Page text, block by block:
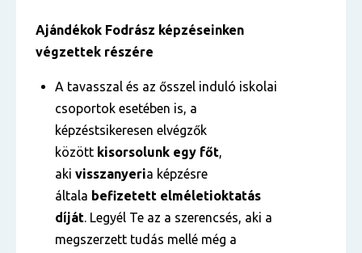
Ajándékok Fodrász képzéseinken
végzettek részére
A tavasszal és az ősszel induló iskolai
csoportok esetében is, a
képzéstsikeresen elvégzők
között kisorsolunk egy főt,
aki visszanyeria képzésre
általa befizetett elméletioktatás
díját. Legyél Te az a szerencsés, aki a
megszerzett tudás mellé még a